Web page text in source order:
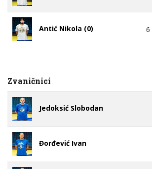
Antić Nikola (0) 6
Zvaničnici
Jedoksić Slobodan
Đorđević Ivan